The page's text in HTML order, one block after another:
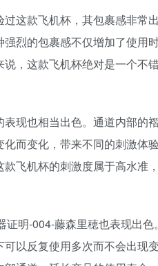
这款飞机杯，其包裹感非常
烈的包裹感不仅增加了使用
，这款飞机杯绝对是一个不错
现也相当出色。通道内部的
而变化，带来不同的刺激体
飞机杯的刺激度属于高水准
证明-004-藤森里穂也表现出
以反复使用多次而不会出现